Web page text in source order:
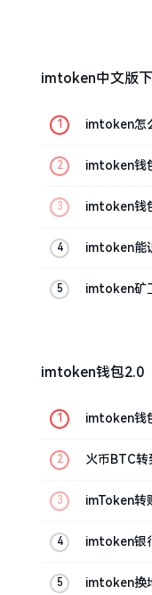
imtoken中文版
imtoken怎
imtoken钱
imtoken钱
imtoken能
imtoken矿
imtoken钱包2.0
imtoken钱
火币BTC
imToken转
imtoken银
imtoken换